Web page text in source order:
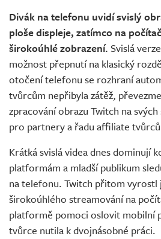
Divák na telefonu uvidí svislý
ploše displeje, zatímco na
širokoúhlé zobrazení. Svislá
možnost přepnutí na klasický
otočení telefonu se rozhraní
tvůrcům nepřibyla zátěž,
zpracování obrazu Twitch na
pro partnery a řadu affiliate
Krátká svislá videa dnes dominují
platformám a mladší publikum
na telefonu. Twitch přitom vyrostl
širokoúhlého streamování na
platformě pomoci oslovit mobilní
tvůrce nutila k dvojnásobné práci.